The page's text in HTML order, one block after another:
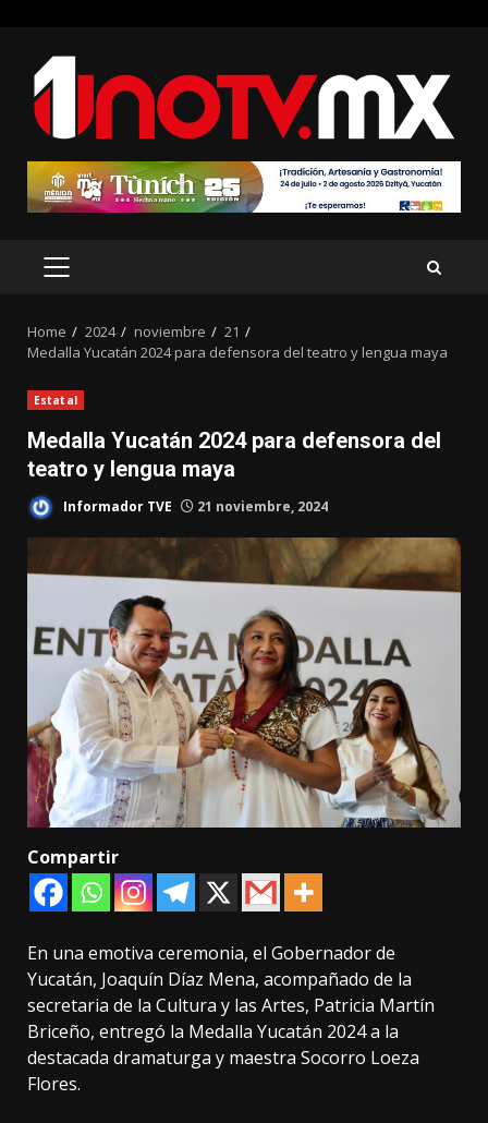
content
PRIMARY
Home 2024 noviembre
21
Medalla Yucatán 2024 para defensora del teatro y lengua maya
Estatal
Medalla Yucatán 2024 para defensora del
teatro y lengua maya
Informador TVE 21 noviembre, 2024
Compartir
En una emotiva ceremonia, el Gobernador de
Yucatán, Joaquín Díaz Mena, acompañado de la
secretaria de la Cultura y las Artes, Patricia Martín
Briceño, entregó la Medalla Yucatán 2024 a la
destacada dramaturga y maestra Socorro Loeza
Flores.